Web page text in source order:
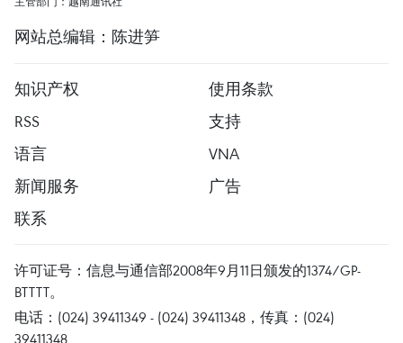
网站总编辑：陈进笋
知识产权
使用条款
RSS
支持
语言
VNA
新闻服务
广告
联系
许可证号：信息与通信部2008年9月11日颁发的1374/GP-
BTTTT。
电话：(024) 39411349 - (024) 39411348，传真：(024)
39411348